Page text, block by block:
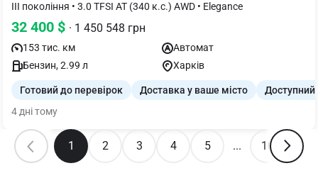
III покоління • 3.0 TFSI AT (340 к.с.) AWD • Elegance
32 400 $ · 1 450 548 грн
153 тис. км
Автомат
Бензин, 2.99 л
Харків
Готовий до перевірок Доставка у ваше місто
Доступний
4 дні тому
1 2 3 4 5 ... 10